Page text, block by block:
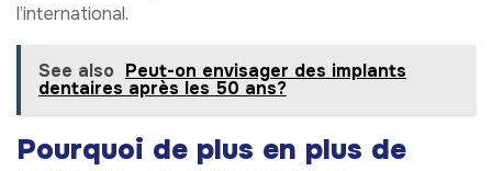
l’international.
See also Peut-on envisager des implants
dentaires après les 50 ans?
Pourquoi de plus en plus de